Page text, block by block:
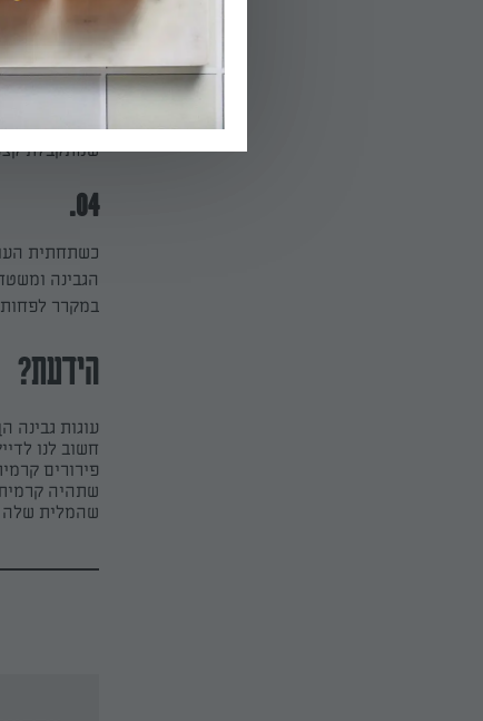
03.
מכינים את
על סוכר
שמתקבלת קצפת
04.
כשתחתית
הגבינה
במקרר לפחות 5 שעות ועדיף לילה שלם. היא גם ככה טעימה יותר - יום, יומיים אחרי.
הידעת?
עוגות גבינה
חשוב לנו
פירורים
שתהיה
שהמלית שלה